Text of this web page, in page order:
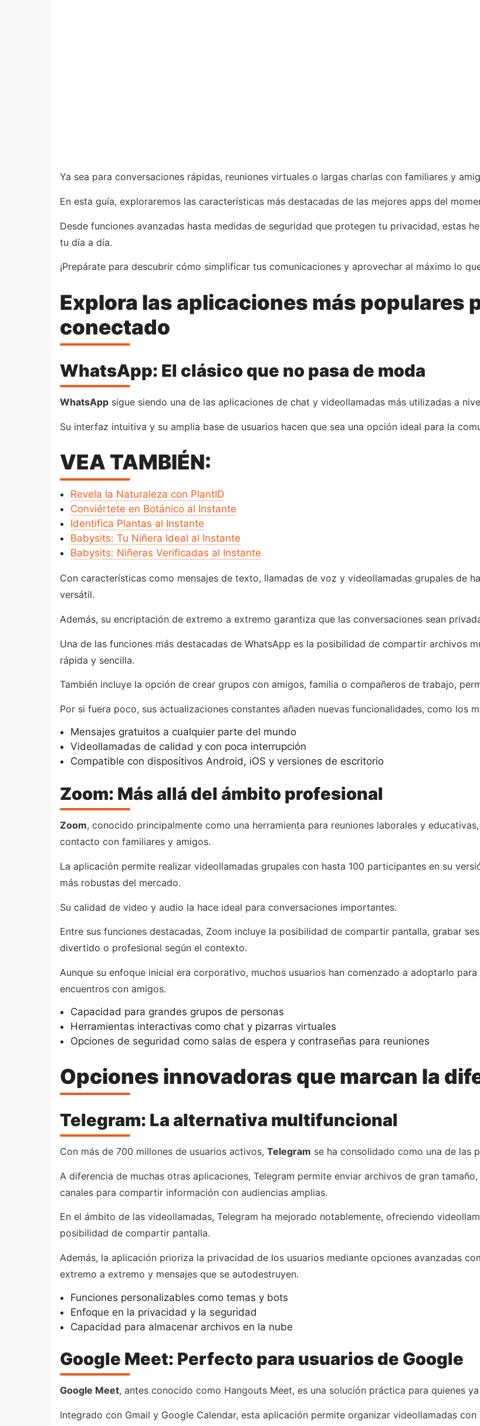
Ya sea para conversaciones rápidas, reuniones virtuales o largas charlas con familiares y
En esta guía, exploraremos las características más destacadas de las mejores apps del
Desde funciones avanzadas hasta medidas de seguridad que protegen tu privacidad, estas
tu día a día.
¡Prepárate para descubrir cómo simplificar tus comunicaciones y aprovechar al máximo lo
Explora las aplicaciones más populares
conectado
WhatsApp: El clásico que no pasa de moda
WhatsApp sigue siendo una de las aplicaciones de chat y videollamadas más utilizadas a
Su interfaz intuitiva y su amplia base de usuarios hacen que sea una opción ideal para la
VEA TAMBIÉN:
Revela la Naturaleza con PlantID
Conviértete en Botánico al Instante
Identifica Plantas al Instante
Babysits: Tu Niñera Ideal al Instante
Babysits: Niñeras Verificadas al Instante
Con características como mensajes de texto, llamadas de voz y videollamadas grupales de
versátil.
Además, su encriptación de extremo a extremo garantiza que las conversaciones sean
Una de las funciones más destacadas de WhatsApp es la posibilidad de compartir archivos
rápida y sencilla.
También incluye la opción de crear grupos con amigos, familia o compañeros de trabajo,
Por si fuera poco, sus actualizaciones constantes añaden nuevas funcionalidades, como los
Mensajes gratuitos a cualquier parte del mundo
Videollamadas de calidad y con poca interrupción
Compatible con dispositivos Android, iOS y versiones de escritorio
Zoom: Más allá del ámbito profesional
Zoom, conocido principalmente como una herramienta para reuniones laborales y
contacto con familiares y amigos.
La aplicación permite realizar videollamadas grupales con hasta 100 participantes en su
más robustas del mercado.
Su calidad de video y audio la hace ideal para conversaciones importantes.
Entre sus funciones destacadas, Zoom incluye la posibilidad de compartir pantalla, grabar
divertido o profesional según el contexto.
Aunque su enfoque inicial era corporativo, muchos usuarios han comenzado a adoptarlo
encuentros con amigos.
Capacidad para grandes grupos de personas
Herramientas interactivas como chat y pizarras virtuales
Opciones de seguridad como salas de espera y contraseñas para reuniones
Opciones innovadoras que marcan la
Telegram: La alternativa multifuncional
Con más de 700 millones de usuarios activos, Telegram se ha consolidado como una de las
A diferencia de muchas otras aplicaciones, Telegram permite enviar archivos de gran
canales para compartir información con audiencias amplias.
En el ámbito de las videollamadas, Telegram ha mejorado notablemente, ofreciendo
posibilidad de compartir pantalla.
Además, la aplicación prioriza la privacidad de los usuarios mediante opciones avanzadas
extremo a extremo y mensajes que se autodestruyen.
Funciones personalizables como temas y bots
Enfoque en la privacidad y la seguridad
Capacidad para almacenar archivos en la nube
Google Meet: Perfecto para usuarios de Google
Google Meet, antes conocido como Hangouts Meet, es una solución práctica para quienes
Integrado con Gmail y Google Calendar, esta aplicación permite organizar videollamadas